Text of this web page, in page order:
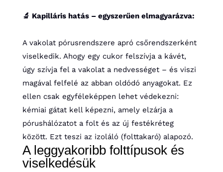
🔬 Kapilláris hatás – egyszerűen elmagyarázva:
A vakolat pórusrendszere apró csőrendszerként
viselkedik. Ahogy egy cukor felszívja a kávét,
úgy szívja fel a vakolat a nedvességet – és viszi
magával felfelé az abban oldódó anyagokat. Ez
ellen csak egyféleképpen lehet védekezni:
kémiai gátat kell képezni, amely elzárja a
pórushálózatot a folt és az új festékréteg
között. Ezt teszi az izoláló (folttakaró) alapozó.
A leggyakoribb folttípusok és
viselkedésük